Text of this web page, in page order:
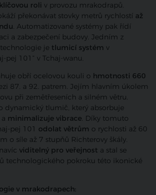
klíčovou roli v provozu mrakodrapů.
překonávat stovky metrů rychlostí až
. Automatizované systémy pak řídí
a zabezpečení budovy. Jedním z
je tlumicí systém v
pej 101“ v Tchaj-wanu.
obří ocelovou kouli o hmotnosti 660
87. a 92. patrem. Jejím hlavním úkolem
při zemětřeseních a silném větru.
dynamický tlumič, který absorbuje
minimalizuje vibrace. Díky tomuto
pej 101 odolat větrům o rychlosti až 60
o síle až 7 stupňů Richterovy škály.
viditelný pro veřejnost a stal se
technologického pokroku této ikonické
v mrakodrapech: